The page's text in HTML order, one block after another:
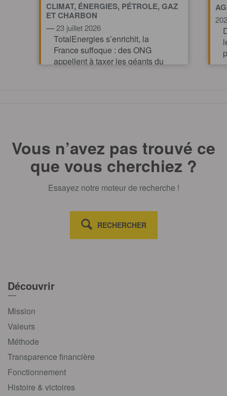
CLIMAT, ÉNERGIES, PÉTROLE, GAZ
ET CHARBON
—23 juillet 2026
TotalEnergies s’enrichit, la
France suffoque : des ONG
appellent à taxer les géants du
Vous n’avez pas trouvé ce
que vous cherchiez ?
Essayez notre moteur de recherche !
RECHERCHER
Découvrir
Mission
Valeurs
Méthode
Transparence financière
Fonctionnement
Histoire & victoires